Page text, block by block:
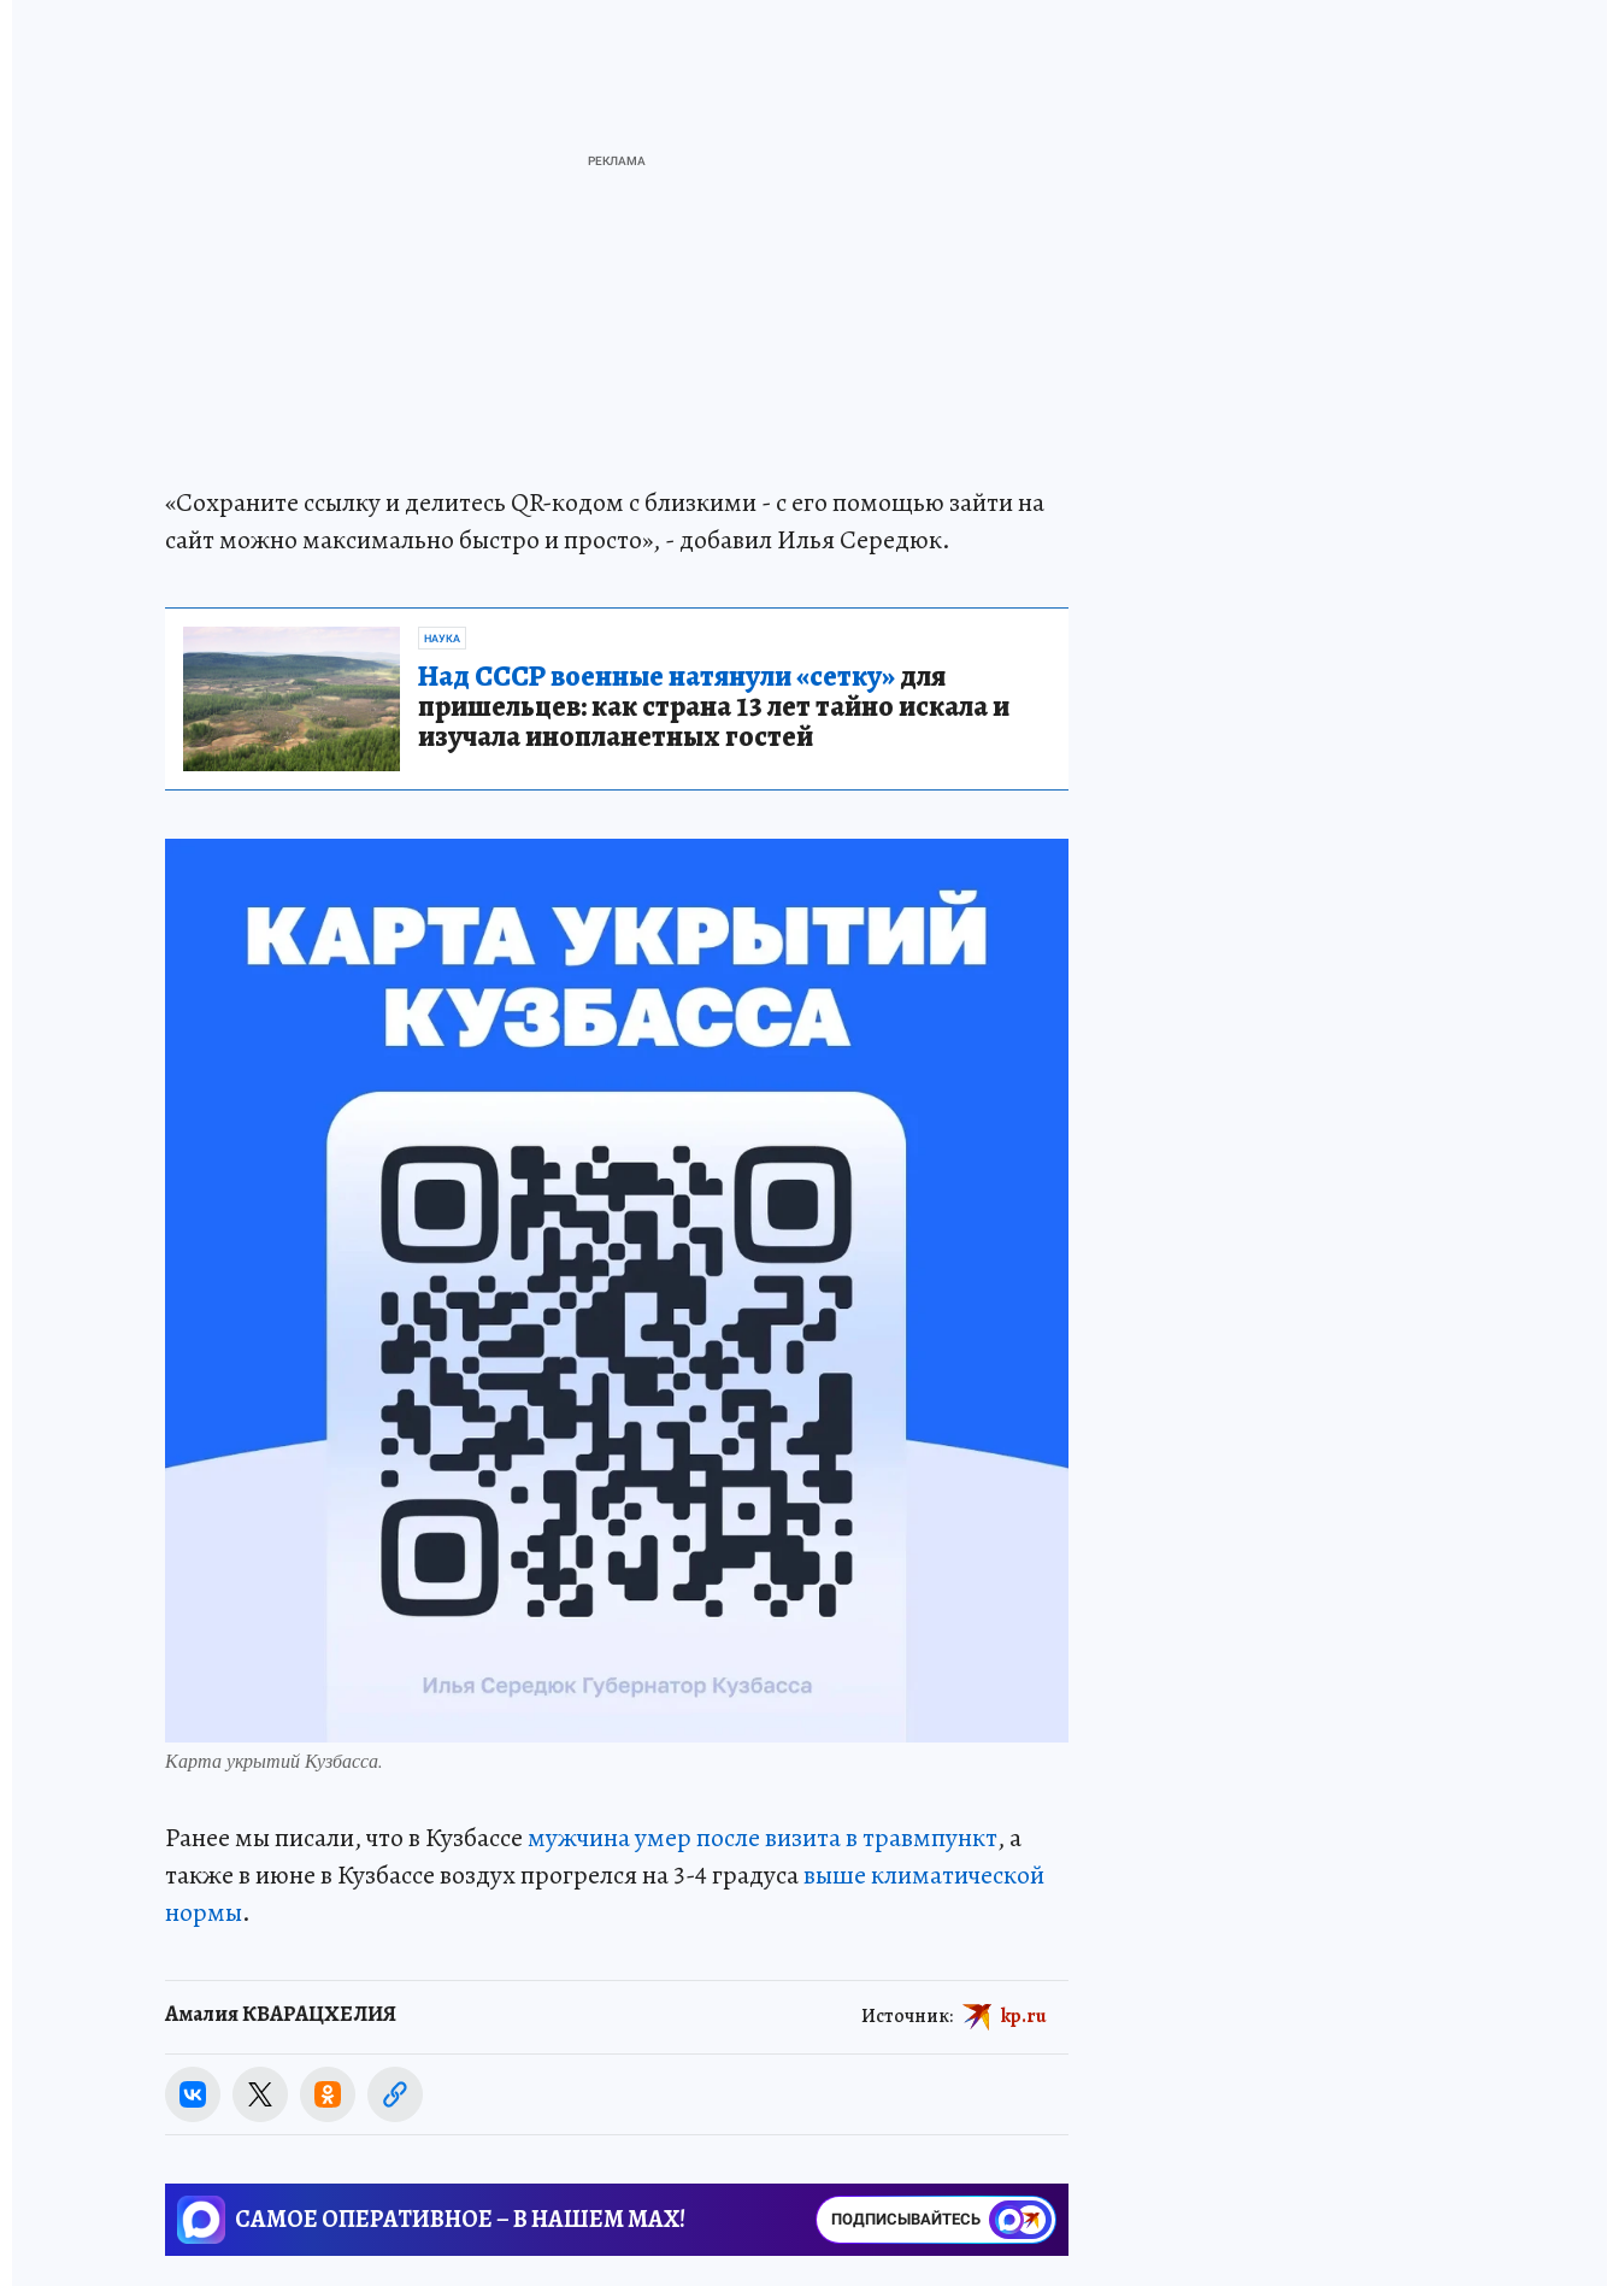
«Сохраните ссылку и делитесь QR-кодом с близкими - с его помощью зайти на
сайт можно максимально быстро и просто», - добавил Илья Середюк.
НАУКА
Над СССР военные натянули «сетку»для
пришельцев: как страна 13 лет тайно искала и
изучала инопланетных гостей
Карта укрытий Кузбасса.
Ранее мы писали, что в Кузбассемужчина умер после визита в травмпункт, а
также в июне в Кузбассе воздух прогрелся на 3-4 градусавыше климатической
нормы.
Амалия КВАРАЦХЕЛИЯ Источник: kp.ru
САМОЕ ОПЕРАТИВНОЕ – В НАШЕМ MAX! ПОДПИСЫВАЙТЕСЬ